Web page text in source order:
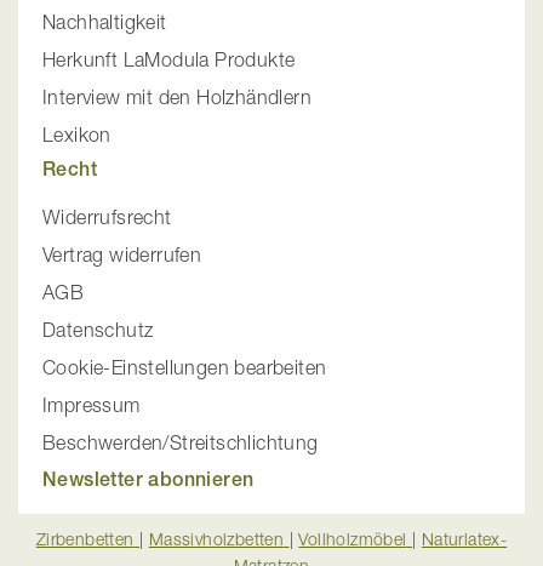
Nachhaltigkeit
Herkunft LaModula Produkte
Interview mit den Holzhändlern
Lexikon
Recht
Widerrufsrecht
Vertrag widerrufen
AGB
Datenschutz
Cookie-Einstellungen bearbeiten
Impressum
Beschwerden/Streitschlichtung
Newsletter abonnieren
Zirbenbetten | Massivholzbetten |Vollholzmöbel | Naturlatex-